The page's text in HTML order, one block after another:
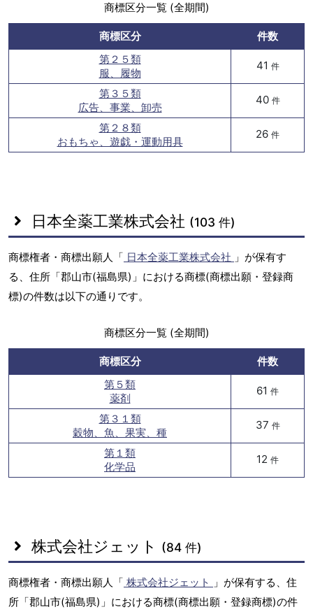
商標区分一覧 (全期間)
商標区分
件数
第２５類
服、履物
41 件
第３５類
広告、事業、卸売
40 件
第２８類
おもちゃ、遊戯・運動用具
26 件
日本全薬工業株式会社 (103 件)
商標権者・商標出願人「 日本全薬工業株式会社 」が保有す
る、住所「郡山市(福島県)」における商標(商標出願・登録商
標)の件数は以下の通りです。
商標区分一覧 (全期間)
商標区分
件数
第５類
薬剤
61 件
第３１類
穀物、魚、果実、種
37 件
第１類
化学品
12 件
株式会社ジェット (84 件)
商標権者・商標出願人「 株式会社ジェット
」が保有する、住
所「郡山市(福島県)」における商標(商標出願・登録商標)の件